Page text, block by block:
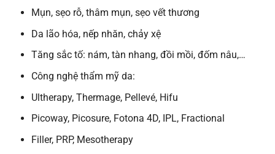
Mụn, sẹo rỗ, thâm mụn, sẹo vết thương
Da lão hóa, nếp nhăn, chảy xệ
Tăng sắc tố: nám, tàn nhang, đồi mồi, đốm nâu,…
Công nghệ thẩm mỹ da:
Ultherapy, Thermage, Pellevé, Hifu
Picoway, Picosure, Fotona 4D, IPL, Fractional
Filler, PRP, Mesotherapy